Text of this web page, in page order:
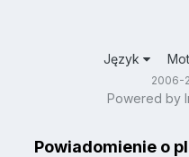
Język
2006-
Powered by
Powiadomienie o